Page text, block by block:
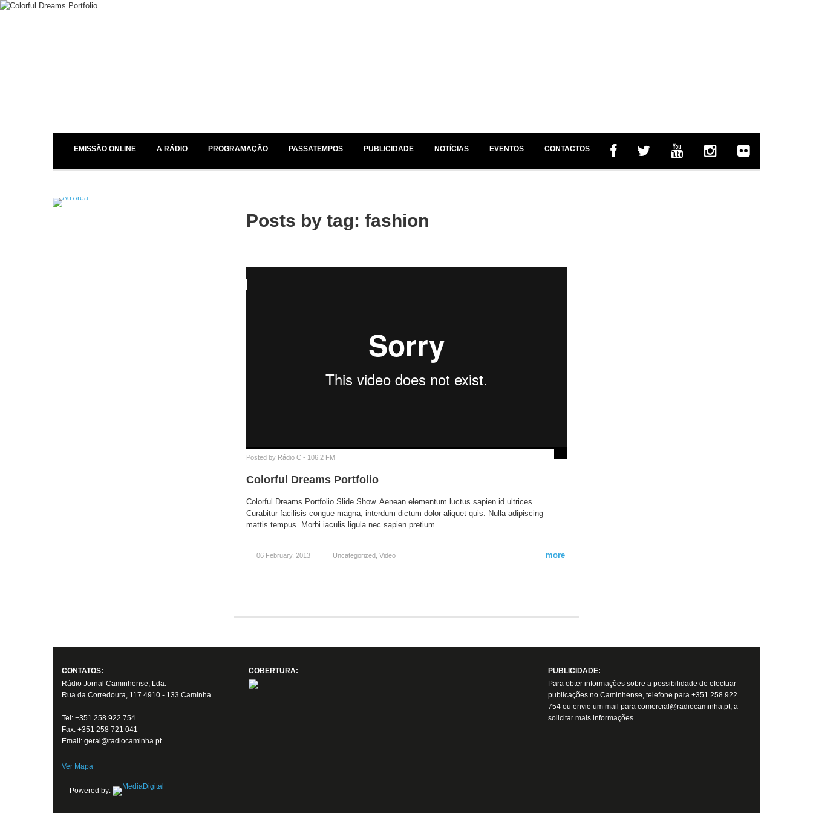
EMISSÃO ONLINE A RÁDIO PROGRAMAÇÃO PASSATEMPOS PUBLICIDADE NOTÍCIAS EVENTOS CONTACTOS
Posts by tag: fashion
Posted by Rádio C - 106.2 FM
Colorful Dreams Portfolio
Colorful Dreams Portfolio Slide Show. Aenean elementum luctus sapien id ultrices.
Curabitur facilisis congue magna, interdum dictum dolor aliquet quis. Nulla adipiscing
mattis tempus. Morbi iaculis ligula nec sapien pretium...
06 February, 2013 Uncategorized Video more
CONTATOS:
Rádio Jornal Caminhense, Lda.
Rua da Corredoura, 117 4910 - 133 Caminha
Tel: +351 258 922 754
Fax: +351 258 721 041
Email: geral@radiocaminha.pt
Ver Mapa
Powered by:
COBERTURA:
PUBLICIDADE:
Para obter informações sobre a possibilidade de efectuar
publicações no Caminhense, telefone para +351 258 922
754 ou envie um mail para comercial@radiocaminha.pt, a
solicitar mais informações.